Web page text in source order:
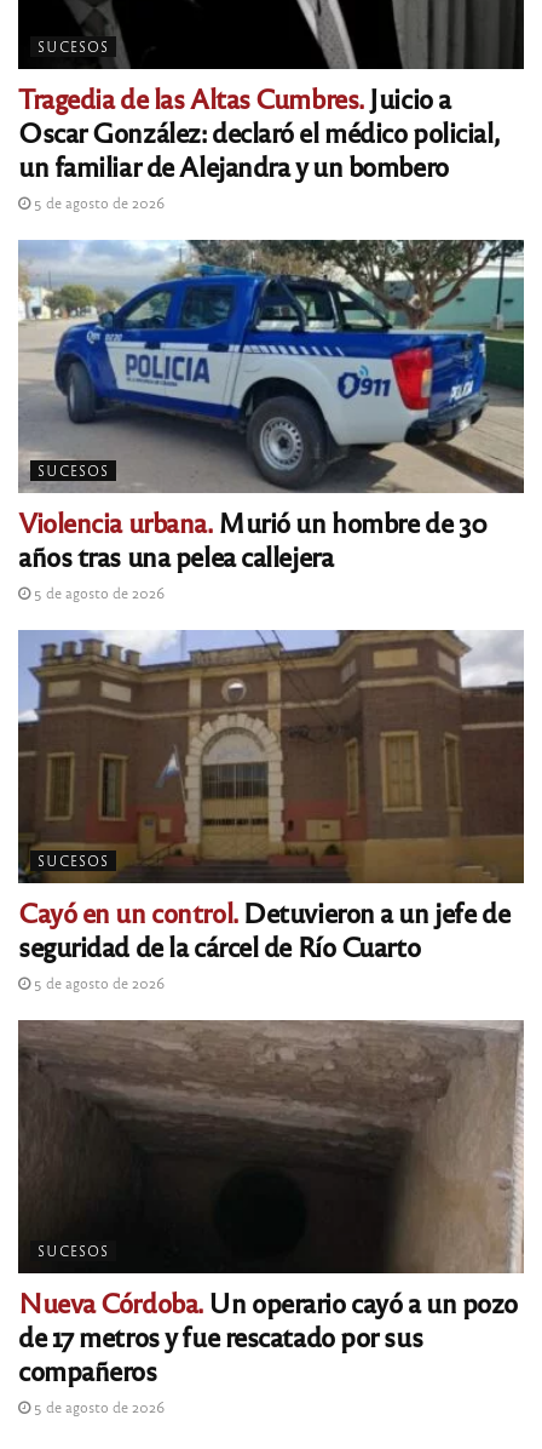
SUCESOS
Tragedia de las Altas Cumbres.Juicio a
Oscar González: declaró el médico policial,
un familiar de Alejandra y un bombero
5 de agosto de 2026
SUCESOS
Violencia urbana.Murió un hombre de 30
años tras una pelea callejera
5 de agosto de 2026
SUCESOS
Cayó en un control.Detuvieron a un jefe de
seguridad de la cárcel de Río Cuarto
5 de agosto de 2026
SUCESOS
Nueva Córdoba.Un operario cayó a un pozo
de 17 metros y fue rescatado por sus
compañeros
5 de agosto de 2026